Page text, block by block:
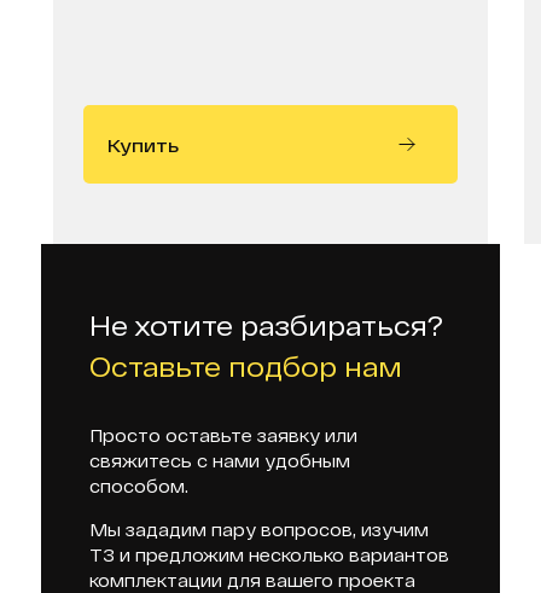
Купить
Не хотите разбираться?
Оставьте подбор нам
Просто оставьте заявку или
свяжитесь с нами удобным
способом.
Мы зададим пару вопросов, изучим
ТЗ и предложим несколько вариантов
комплектации для вашего проекта